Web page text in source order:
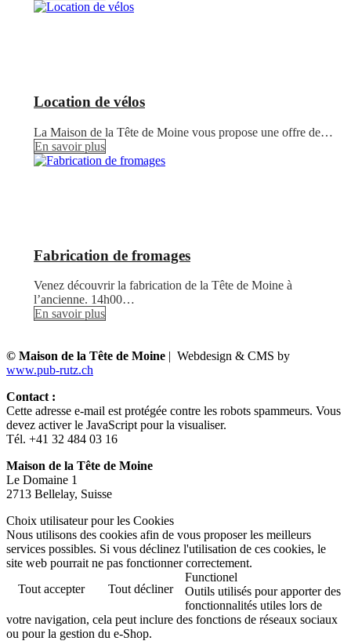
Location de vélos
La Maison de la Tête de Moine vous propose une offre de…
En savoir plus
Fabrication de fromages
Venez découvrir la fabrication de la Tête de Moine à
l’ancienne. 14h00…
En savoir plus
© Maison de la Tête de Moine | Webdesign & CMS by
www.pub-rutz.ch
Contact :
Cette adresse e-mail est protégée contre les robots spammeurs. Vous
devez activer le JavaScript pour la visualiser.
Tél. +41 32 484 03 16
Maison de la Tête de Moine
Le Domaine 1
2713 Bellelay, Suisse
Choix utilisateur pour les Cookies
Nous utilisons des cookies afin de vous proposer les meilleurs
services possibles. Si vous déclinez l'utilisation de ces cookies, le
site web pourrait ne pas fonctionner correctement.
Tout accepter
Tout décliner
Functionel
Outils utilisés pour apporter des
fonctionnalités utiles lors de
votre navigation, cela peut inclure des fonctions de réseaux sociaux
ou pour la gestion du e-Shop.